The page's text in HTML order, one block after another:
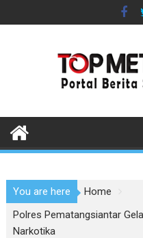
to
You are here
Home
Polres Pematangsiantar
Narkotika